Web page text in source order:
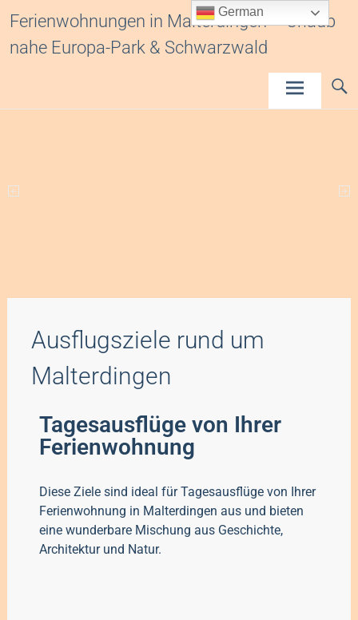
springen
Ferienwohnungen in Malterdingen – Urlaub
nahe Europa-Park & Schwarzwald
Ausflugsziele rund um
Malterdingen
Tagesausflüge von Ihrer
Ferienwohnung
Diese Ziele sind ideal für Tagesausflüge von Ihrer
Ferienwohnung in Malterdingen aus und bieten
eine wunderbare Mischung aus Geschichte,
Architektur und Natur.
German